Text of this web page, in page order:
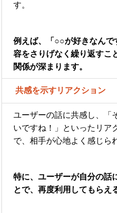
す。
例えば、「○○が好きなんで
容をさりげなく繰り返すこ
関係が深まります。
共感を示すリアクション
ユーザーの話に共感し、「
いですね！」といったリア
で、相手が心地よく感じら
特に、ユーザーが自分の話
とで、再度利用してもらえ